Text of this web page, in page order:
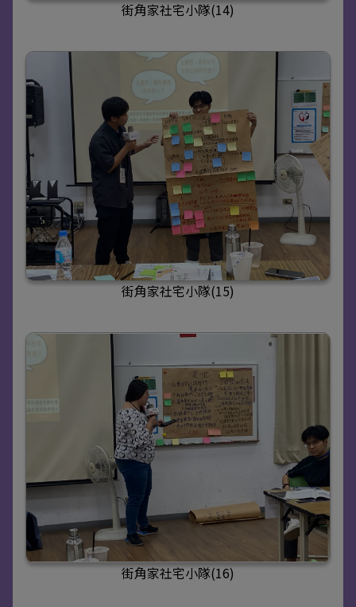
街角家社宅小隊(14)
街角家社宅小隊(15)
街角家社宅小隊(16)